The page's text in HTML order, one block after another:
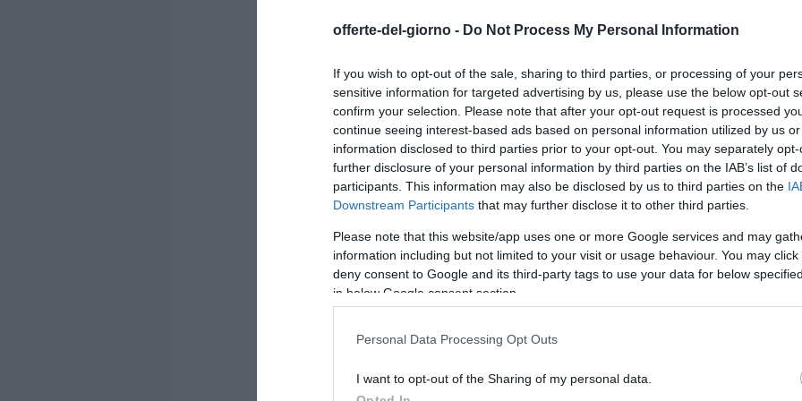
offerte-del-giorno - Do Not Process My Personal Information
If you wish to opt-out of the sale, sharing to third parties, or processing of your
sensitive information for targeted advertising by us, please use the below opt-out
confirm your selection. Please note that after your opt-out request is processed
continue seeing interest-based ads based on personal information utilized by us
information disclosed to third parties prior to your opt-out. You may separately
further disclosure of your personal information by third parties on the IAB’s list of
participants. This information may also be disclosed by us to third parties on the
Downstream Participants that may further disclose it to other third parties.
Please note that this website/app uses one or more Google services and may
information including but not limited to your visit or usage behaviour. You may
deny consent to Google and its third-party tags to use your data for below
in below Google consent section.
Personal Data Processing Opt Outs
I want to opt-out of the Sharing of my personal data.
Realizzata in
asciugatura, è
animali che
ordinato, fresco
Qualità
piccoli animali è
con
durata e
distanza di circa
vostri piccoli
rimanere
accesso facile e
Costruzione
tripla
cinghie, questo
sicurezza e
stare tranquilli: i
all'interno dello
Iscriviti
rimanere